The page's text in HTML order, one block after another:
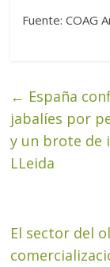
Fuente: COAG
← España
jabalíes por
y un brote de
LLeida
El sector del